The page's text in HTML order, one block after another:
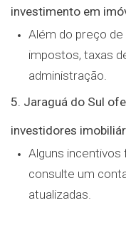
investimento em
Além do preço
impostos, taxas
administração.
5. Jaraguá do Sul
investidores
Alguns incentivos
consulte um
atualizadas.